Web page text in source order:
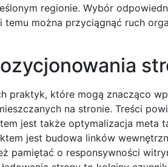
regionie. Wybór
można przyciągnąć ruch
które mogą znacząco
na stronie. Treści
jest także optymalizacja meta
jest budowa linków
pamiętać o responsywności